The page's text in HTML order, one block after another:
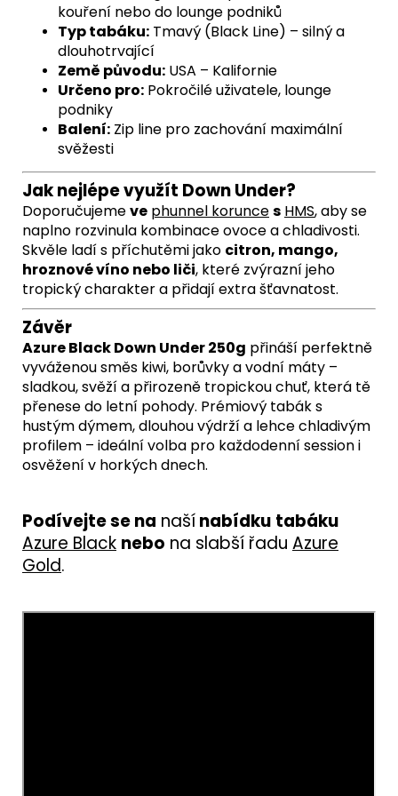
kouření nebo do lounge podniků
Typ tabáku: Tmavý (Black Line) – silný a
dlouhotrvající
Země původu: USA – Kalifornie
Určeno pro: Pokročilé uživatele, lounge
podniky
Balení: Zip line pro zachování maximální
svěžesti
Jak nejlépe využít Down Under?
Doporučujemeve phunnel korunces HMS,aby se
naplno rozvinula kombinace ovoce a chladivosti.
Skvěle ladí s příchutěmi jako citron, mango,
hroznové víno nebo liči, které zvýrazní jeho
tropický charakter a přidají extra šťavnatost.
Závěr
Azure Black Down Under 250g přináší perfektně
vyváženou směs kiwi, borůvky a vodní máty –
sladkou, svěží a přirozeně tropickou chuť, která tě
přenese do letní pohody. Prémiový tabák s
hustým dýmem, dlouhou výdrží a lehce chladivým
profilem – ideální volba pro každodenní session i
osvěžení v horkých dnech.
Podívejte se na našínabídku tabáku
Azure Black nebo na slabší řadu Azure
Gold.